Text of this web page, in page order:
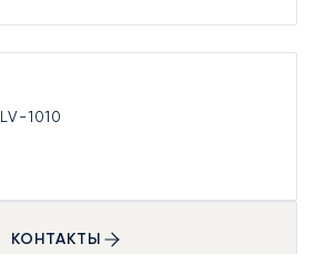
LV-1010
КОНТАКТЫ